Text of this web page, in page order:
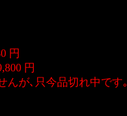
円
円
んが､只今品切れ中です｡